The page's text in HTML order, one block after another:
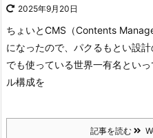
2025年9月20日
ちょいとCMS（Contents
になったので、パクるもとい設
でも使っている世界一有名とい
ル構成を
記事を読む